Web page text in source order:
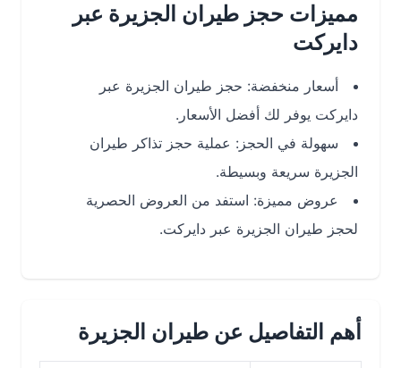
مميزات حجز طيران الجزيرة عبر
دايركت
أسعار منخفضة: حجز طيران الجزيرة عبر
دايركت يوفر لك أفضل الأسعار.
سهولة في الحجز: عملية حجز تذاكر طيران
الجزيرة سريعة وبسيطة.
عروض مميزة: استفد من العروض الحصرية
لحجز طيران الجزيرة عبر دايركت.
أهم التفاصيل عن طيران الجزيرة